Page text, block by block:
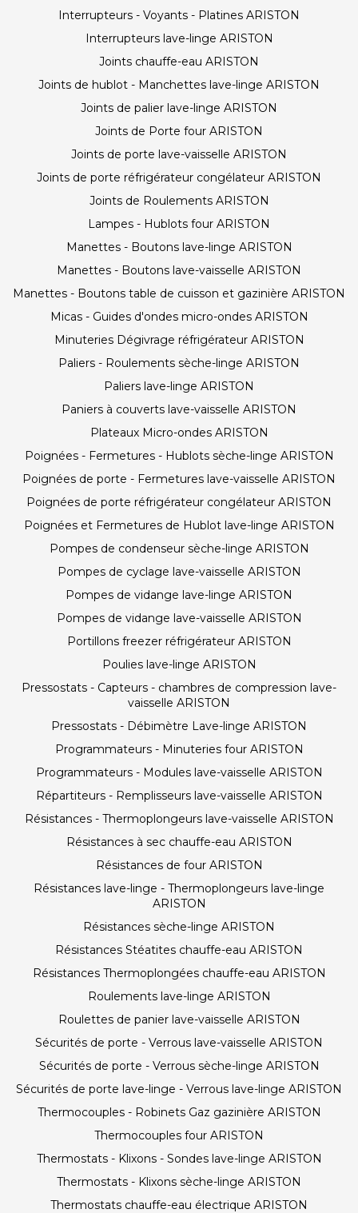
Interrupteurs - Voyants - Platines ARISTON
Interrupteurs lave-linge ARISTON
Joints chauffe-eau ARISTON
Joints de hublot - Manchettes lave-linge ARISTON
Joints de palier lave-linge ARISTON
Joints de Porte four ARISTON
Joints de porte lave-vaisselle ARISTON
Joints de porte réfrigérateur congélateur ARISTON
Joints de Roulements ARISTON
Lampes - Hublots four ARISTON
Manettes - Boutons lave-linge ARISTON
Manettes - Boutons lave-vaisselle ARISTON
Manettes - Boutons table de cuisson et gazinière ARISTON
Micas - Guides d'ondes micro-ondes ARISTON
Minuteries Dégivrage réfrigérateur ARISTON
Paliers - Roulements sèche-linge ARISTON
Paliers lave-linge ARISTON
Paniers à couverts lave-vaisselle ARISTON
Plateaux Micro-ondes ARISTON
Poignées - Fermetures - Hublots sèche-linge ARISTON
Poignées de porte - Fermetures lave-vaisselle ARISTON
Poignées de porte réfrigérateur congélateur ARISTON
Poignées et Fermetures de Hublot lave-linge ARISTON
Pompes de condenseur sèche-linge ARISTON
Pompes de cyclage lave-vaisselle ARISTON
Pompes de vidange lave-linge ARISTON
Pompes de vidange lave-vaisselle ARISTON
Portillons freezer réfrigérateur ARISTON
Poulies lave-linge ARISTON
Pressostats - Capteurs - chambres de compression lave-
vaisselle ARISTON
Pressostats - Débimètre Lave-linge ARISTON
Programmateurs - Minuteries four ARISTON
Programmateurs - Modules lave-vaisselle ARISTON
Répartiteurs - Remplisseurs lave-vaisselle ARISTON
Résistances - Thermoplongeurs lave-vaisselle ARISTON
Résistances à sec chauffe-eau ARISTON
Résistances de four ARISTON
Résistances lave-linge - Thermoplongeurs lave-linge
ARISTON
Résistances sèche-linge ARISTON
Résistances Stéatites chauffe-eau ARISTON
Résistances Thermoplongées chauffe-eau ARISTON
Roulements lave-linge ARISTON
Roulettes de panier lave-vaisselle ARISTON
Sécurités de porte - Verrous lave-vaisselle ARISTON
Sécurités de porte - Verrous sèche-linge ARISTON
Sécurités de porte lave-linge - Verrous lave-linge ARISTON
Thermocouples - Robinets Gaz gazinière ARISTON
Thermocouples four ARISTON
Thermostats - Klixons - Sondes lave-linge ARISTON
Thermostats - Klixons sèche-linge ARISTON
Thermostats chauffe-eau électrique ARISTON